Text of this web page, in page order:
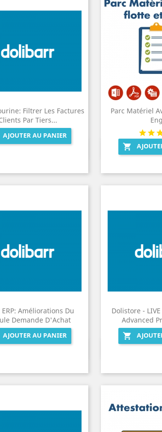
Filtrer Les Factures
Par Tiers...
AJOUTER AU PANIER
Parc Matériel

ERP: Améliorations Du
Demande D'Achat
AJOUTER AU PANIER
Dolistore -
Advanced
